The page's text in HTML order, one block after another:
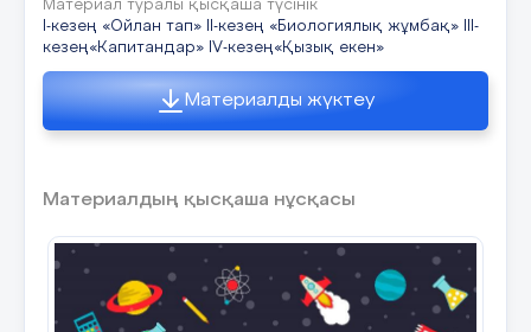
Материал туралы қысқаша түсінік
I-кезең «Ойлан тап» II-кезең «Биологиялық жұмбақ» III-
кезең«Капитандар» IV-кезең«Қызық екен»
Материалды жүктеу
Материалдың қысқаша нұсқасы